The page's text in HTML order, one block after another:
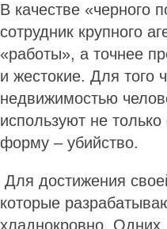
В качестве «черного
сотрудник крупного
«работы», а точнее
и жестокие. Для того
недвижимостью
используют не
форму – убийство.
Для достижения
которые
хладнокровно.